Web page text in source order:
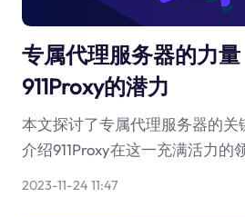
专属代理服务器的力
911Proxy的潜力
本文探讨了专属代理服务器的关
介绍911Proxy在这一充满活力的
2023-11-24 11:47